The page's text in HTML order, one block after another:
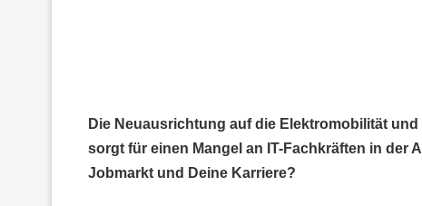
Die Neuausrichtung auf die Elektromobilität
sorgt für einen Mangel an IT-Fachkräften in der
Jobmarkt und Deine Karriere?